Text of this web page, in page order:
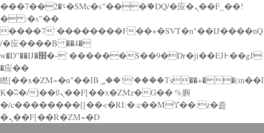
���؝�2��7�SMc�s"���ޭ�DQ/�应�ܢ��F_��!
� :�s"��
����7`��������F��+�SVT�n"��IJ����nQ
/�应����B ��4�
w�D"��IJ�׭�-`������S��9�Dr�ji��EJ߅��gJ
�应��
矁[��x�ZM~�n"��IB؃��!'����Тѕ��+��(m��I
K�ʭ�/|��ϐܢ��F[��x�ZMz�G�� %嬩
�/c��������[[��<�RI:�:c��MΎ��:z�졾
�ܢ��F[��R�ZM~�D